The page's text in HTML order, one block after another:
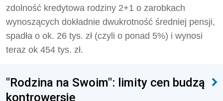
zdolność kredytowa rodziny 2+1 o zarobkach
wynoszących dokładnie dwukrotność średniej pensji,
spadła o ok. 26 tys. zł (czyli o ponad 5%) i wynosi
teraz ok 454 tys. zł.
"Rodzina na Swoim": limity cen budzą
kontrowersje